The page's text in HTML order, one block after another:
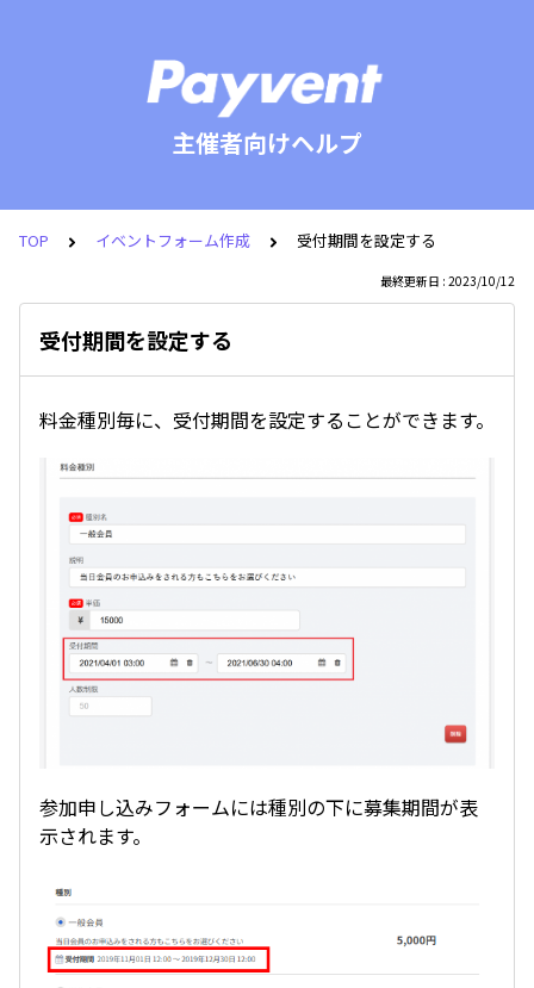
主催者向けヘルプ
TOP イベントフォーム作成 受付期間を設定する
最終更新日 : 2023/10/12
受付期間を設定する
料金種別毎に、受付期間を設定することができます。
参加申し込みフォームには種別の下に募集期間が表
示されます。